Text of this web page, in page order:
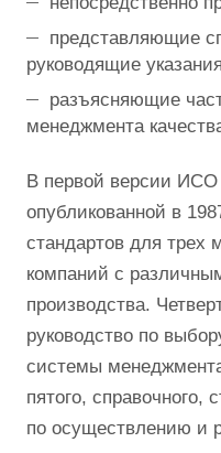
представляющие
руководящие
разъясняющие
менеджмента
В первой версии ИСО
опубликованной в
стандартов для трех
компаний с
производства.
руководство по
системы
пятого, справочного,
по осуществлению и